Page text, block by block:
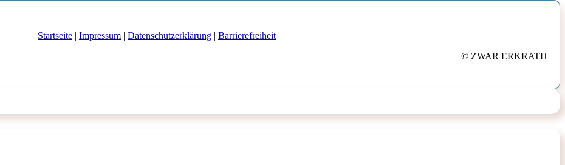
Startseite | Impressum | Datenschutzerklärung | Barrierefreiheit
© ZWAR ERKRATH